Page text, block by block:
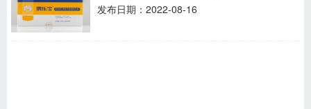
发布日期：2022-08-16